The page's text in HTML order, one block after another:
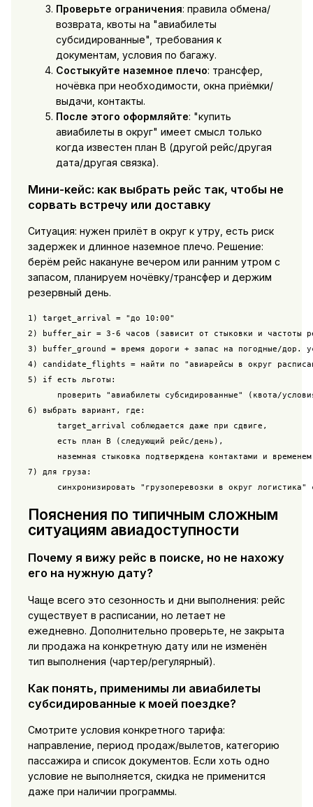
Проверьте ограничения: правила обмена/
возврата, квоты на "авиабилеты
субсидированные", требования к
документам, условия по багажу.
Состыкуйте наземное плечо: трансфер,
ночёвка при необходимости, окна приёмки/
выдачи, контакты.
После этого оформляйте: "купить
авиабилеты в округ" имеет смысл только
когда известен план B (другой рейс/другая
дата/другая связка).
Мини-кейс: как выбрать рейс так, чтобы не
сорвать встречу или доставку
Ситуация: нужен прилёт в округ к утру, есть риск
задержек и длинное наземное плечо. Решение:
берём рейс накануне вечером или ранним утром с
запасом, планируем ночёвку/трансфер и держим
резервный день.
1) target_arrival = "до 10:00"
2) buffer_air = 3-6 часов (зависит от стыковки и частоты
3) buffer_ground = время дороги + запас на погодные/дор.
4) candidate_flights = найти по "авиарейсы в округ
5) if есть льготы:
проверить "авиабилеты субсидированные" (квота/
6) выбрать вариант, где:
      target_arrival соблюдается даже при сдвиге,
      есть план B (следующий рейс/день),
      наземная стыковка подтверждена контактами и временем
7) для груза:
Пояснения по типичным сложным
ситуациям авиадоступности
Почему я вижу рейс в поиске, но не нахожу
его на нужную дату?
Чаще всего это сезонность и дни выполнения: рейс
существует в расписании, но летает не
ежедневно. Дополнительно проверьте, не закрыта
ли продажа на конкретную дату или не изменён
тип выполнения (чартер/регулярный).
Как понять, применимы ли авиабилеты
субсидированные к моей поездке?
Смотрите условия конкретного тарифа:
направление, период продаж/вылетов, категорию
пассажира и список документов. Если хоть одно
условие не выполняется, скидка не применится
даже при наличии программы.